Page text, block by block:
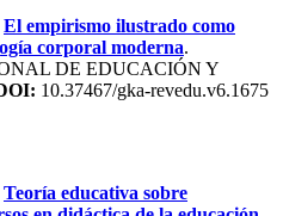
El empirismo ilustrado como
corporal moderna.
DE EDUCACIÓN Y
10.37467/gka-revedu.v6.1675
Teoría educativa sobre